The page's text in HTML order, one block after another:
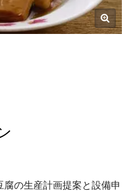
の生産計画提案と設備申